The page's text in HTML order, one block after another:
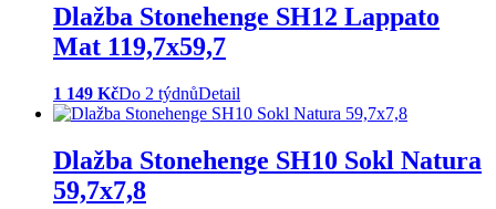
Dlažba Stonehenge SH12 Lappato
Mat 119,7x59,7
1 149 KčDo 2 týdnůDetail
Dlažba Stonehenge SH10 Sokl Natura
59,7x7,8